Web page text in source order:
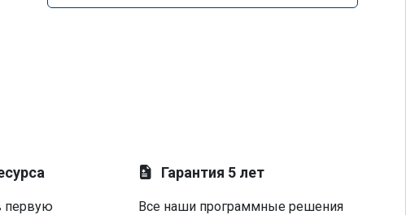
первую
Гарантия 5 лет
Все наши программные решения